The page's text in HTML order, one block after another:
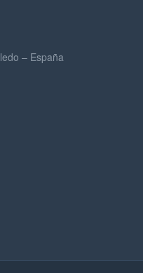
– España